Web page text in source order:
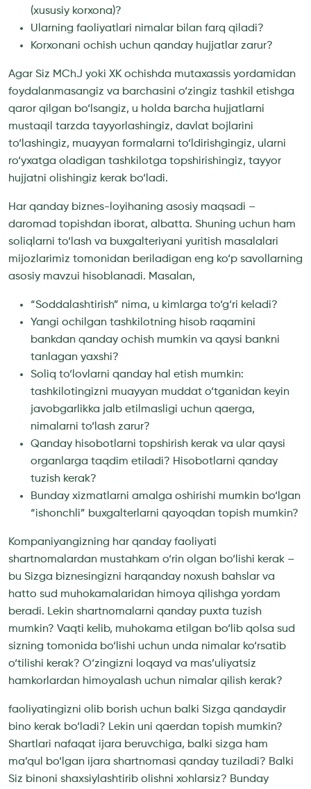
(xususiy korxona)?
Ularning faoliyatlari nimalar bilan farq qiladi?
Korxonani ochish uchun qanday hujjatlar zarur?
Agar Siz MChJ yoki XK ochishda mutaxassis yordamidan
foydalanmasangiz va barchasini o‘zingiz tashkil etishga
qaror qilgan bo‘lsangiz, u holda barcha hujjatlarni
mustaqil tarzda tayyorlashingiz, davlat bojlarini
to‘lashingiz, muayyan formalarni to‘ldirishgingiz, ularni
ro‘yxatga oladigan tashkilotga topshirishingiz, tayyor
hujjatni olishingiz kerak bo‘ladi.
Har qanday biznes-loyihaning asosiy maqsadi –
daromad topishdan iborat, albatta. Shuning uchun ham
soliqlarni to‘lash va buxgalteriyani yuritish masalalari
mijozlarimiz tomonidan beriladigan eng ko‘p savollarning
asosiy mavzui hisoblanadi. Masalan,
“Soddalashtirish” nima, u kimlarga to‘g‘ri keladi?
Yangi ochilgan tashkilotning hisob raqamini
bankdan qanday ochish mumkin va qaysi bankni
tanlagan yaxshi?
Soliq to‘lovlarni qanday hal etish mumkin:
tashkilotingizni muayyan muddat o‘tganidan keyin
javobgarlikka jalb etilmasligi uchun qaerga,
nimalarni to‘lash zarur?
Qanday hisobotlarni topshirish kerak va ular qaysi
organlarga taqdim etiladi? Hisobotlarni qanday
tuzish kerak?
Bunday xizmatlarni amalga oshirishi mumkin bo‘lgan
“ishonchli” buxgalterlarni qayoqdan topish mumkin?
Kompaniyangizning har qanday faoliyati
shartnomalardan mustahkam o‘rin olgan bo‘lishi kerak –
bu Sizga biznesingizni harqanday noxush bahslar va
hatto sud muhokamalaridan himoya qilishga yordam
beradi. Lekin shartnomalarni qanday puxta tuzish
mumkin? Vaqti kelib, muhokama etilgan bo‘lib qolsa sud
sizning tomonida bo‘lishi uchun unda nimalar ko‘rsatib
o‘tilishi kerak? O‘zingizni loqayd va mas’uliyatsiz
hamkorlardan himoyalash uchun nimalar qilish kerak?
faoliyatingizni olib borish uchun balki Sizga qandaydir
bino kerak bo‘ladi? Lekin uni qaerdan topish mumkin?
Shartlari nafaqat ijara beruvchiga, balki sizga ham
ma’qul bo‘lgan ijara shartnomasi qanday tuziladi? Balki
Siz binoni shaxsiylashtirib olishni xohlarsiz? Bunday